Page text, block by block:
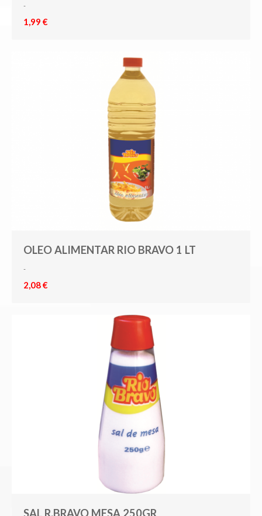
-
1,99 €
OLEO ALIMENTAR RIO BRAVO 1 LT
-
2,08 €
SAL R.BRAVO MESA 250GR